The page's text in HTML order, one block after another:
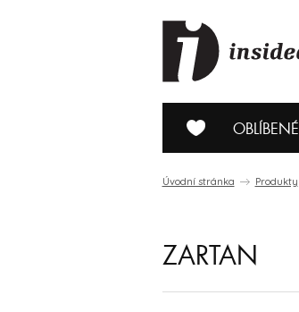
OBLÍBENÉ
Úvodní stránka Produkty
ZARTAN